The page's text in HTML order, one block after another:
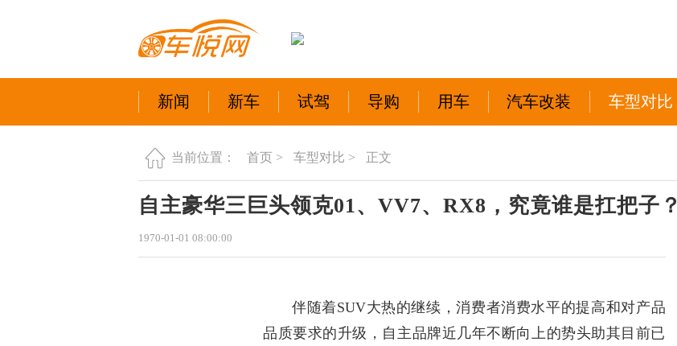
新闻 新车 试驾 导购 用车 汽车改装 车型对比
当前位置： 首页 > 车型对比 > 正文
自主豪华三巨头领克01、VV7、RX8，究竟谁是扛把子？
1970-01-01 08:00:00
伴随着SUV大热的继续，消费者消费水平的提高和对产品
品质要求的升级，自主品牌近几年不断向上的势头助其目前已